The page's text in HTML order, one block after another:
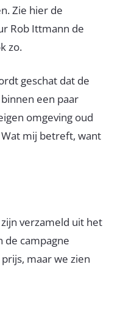
Zie hier de
Rob Ittmann de
zo.
geschat dat de
een paar
omgeving oud
mij betreft, want
verzameld uit het
de campagne
maar we zien